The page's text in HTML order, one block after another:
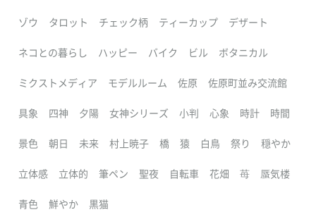
ゾウ タロット チェック柄 ティーカップ デザート
ネコとの暮らし ハッピー バイク ビル ボタニカル
ミクストメディア モデルルーム 佐原 佐原町並み交流館
具象 四神 夕陽 女神シリーズ 小判 心象 時計 時間
景色 朝日 未来 村上暁子 橋 猿 白鳥 祭り 穏やか
立体感 立体的 筆ペン 聖夜 自転車 花畑 苺 蜃気楼
青色 鮮やか 黒猫